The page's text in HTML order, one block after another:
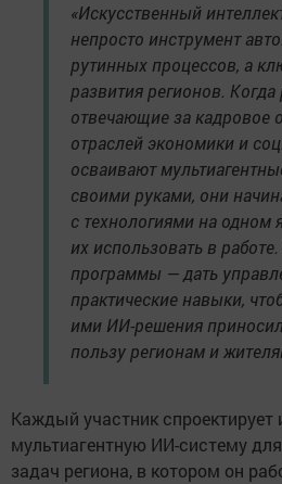
«Искусственный
непросто инструмент
рутинных процессов, а
развития регионов. Когда
отвечающие за кадровое
отраслей экономики и
осваивают
своими руками, они
с технологиями на одном
их использовать в
программы — дать
практические навыки,
ими ИИ-решения
пользу регионам и
Каждый участник спроектирует
мультиагентную ИИ-систему
задач региона, в котором он